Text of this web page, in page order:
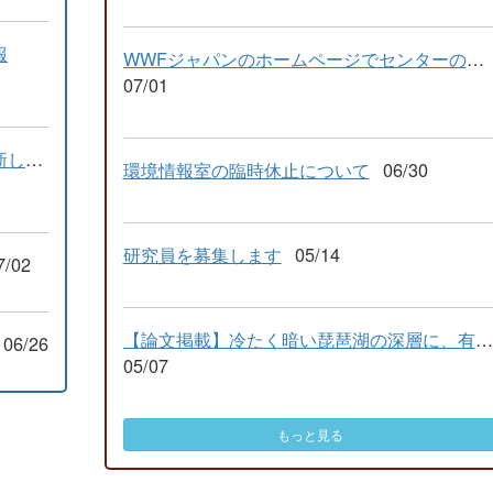
瀬田川プランクトン調査結果の情報を更新しました
02
06/26
WWFジャパンのホームページでセンターの取り組みが紹介されました
07/01
環境情報室の臨時休止について 06/30
研究員を募集します 05/14
【論文掲載】冷たく暗い琵琶湖の深層に、有機分子と微生物の緊密...
05/07
もっと見る